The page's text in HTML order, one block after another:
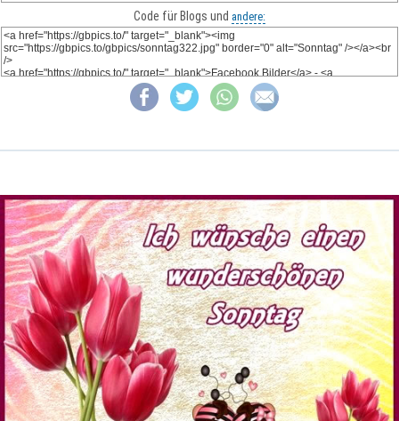
Code für Blogs und andere: